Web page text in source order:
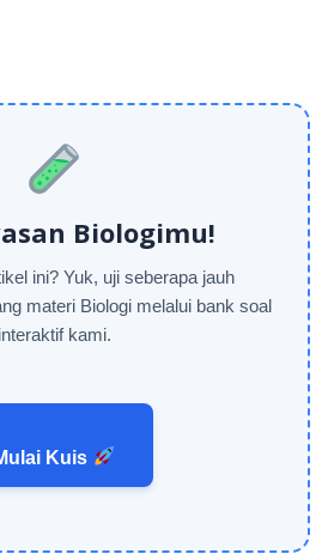
Biologimu!
ini? Yuk, uji seberapa jauh
materi Biologi melalui bank soal
interaktif kami.
Kuis